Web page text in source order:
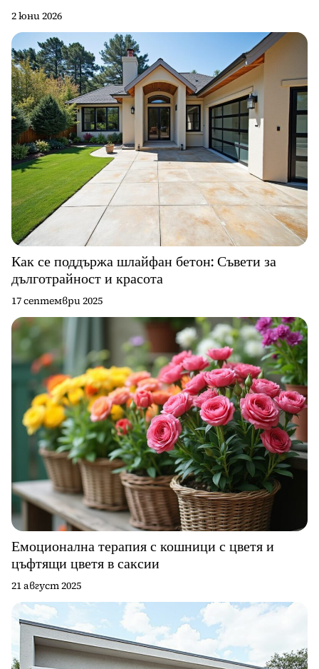
2 юни 2026
Как се поддържа шлайфан бетон: Съвети за
дълготрайност и красота
17 септември 2025
Емоционална терапия с кошници с цветя и
цъфтящи цветя в саксии
21 август 2025